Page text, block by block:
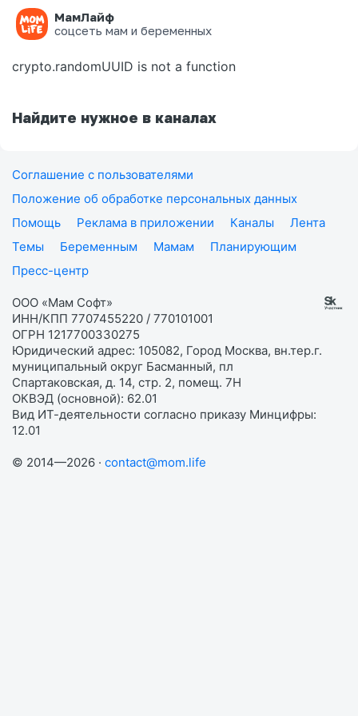
МамЛайф
соцсеть мам и беременных
Ошибка на странице
crypto.randomUUID is not a function
Найдите нужное в каналах
Соглашение с пользователями
Положение об обработке персональных данных
Помощь
Реклама в приложении Каналы
Лента
Темы
Беременным Мамам
Планирующим
Пресс-центр
ООО «Мам Софт»
ИНН/КПП 7707455220 / 770101001
ОГРН 1217700330275
Юридический адрес: 105082, Город Москва, вн.тер.г.
муниципальный округ Басманный, пл
Спартаковская, д. 14, стр. 2, помещ. 7Н
ОКВЭД (основной): 62.01
Вид ИТ-деятельности согласно приказу Минцифры:
12.01
© 2014—2026 · contact@mom.life